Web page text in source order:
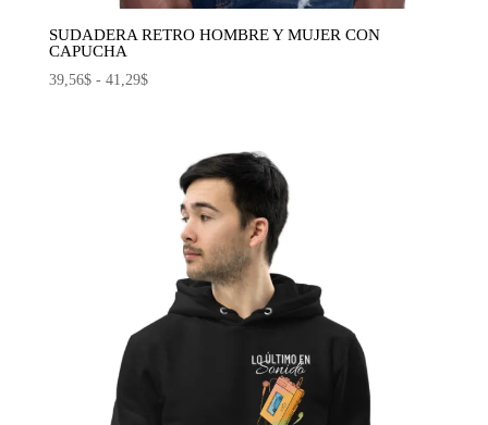
SUDADERA RETRO HOMBRE Y MUJER CON
CAPUCHA
39,56$ - 41,29$Rango
39,56$
41,29$